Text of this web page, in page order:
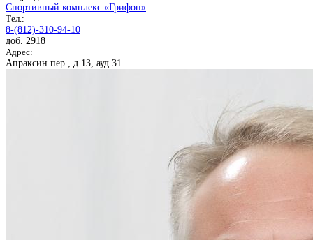
Спортивный комплекс «Грифон»
Тел.:
8-(812)-310-94-10
доб. 2918
Адрес:
Апраксин пер., д.13, ауд.31